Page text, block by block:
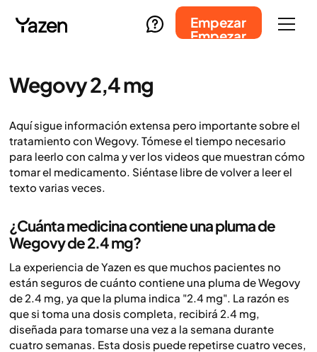
Empezar
Empezar
Wegovy 2,4 mg
Aquí sigue información extensa pero importante sobre el
tratamiento con Wegovy. Tómese el tiempo necesario
para leerlo con calma y ver los videos que muestran cómo
tomar el medicamento. Siéntase libre de volver a leer el
texto varias veces.
¿Cuánta medicina contiene una pluma de
Wegovy de 2.4 mg?
La experiencia de Yazen es que muchos pacientes no
están seguros de cuánto contiene una pluma de Wegovy
de 2.4 mg, ya que la pluma indica "2.4 mg". La razón es
que si toma una dosis completa, recibirá 2.4 mg,
diseñada para tomarse una vez a la semana durante
cuatro semanas. Esta dosis puede repetirse cuatro veces,